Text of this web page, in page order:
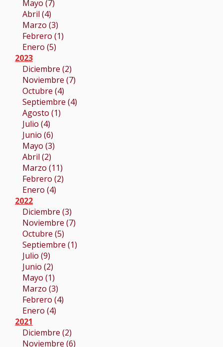
Mayo (7)
Abril (4)
Marzo (3)
Febrero (1)
Enero (5)
2023
Diciembre (2)
Noviembre (7)
Octubre (4)
Septiembre (4)
Agosto (1)
Julio (4)
Junio (6)
Mayo (3)
Abril (2)
Marzo (11)
Febrero (2)
Enero (4)
2022
Diciembre (3)
Noviembre (7)
Octubre (5)
Septiembre (1)
Julio (9)
Junio (2)
Mayo (1)
Marzo (3)
Febrero (4)
Enero (4)
2021
Diciembre (2)
Noviembre (6)